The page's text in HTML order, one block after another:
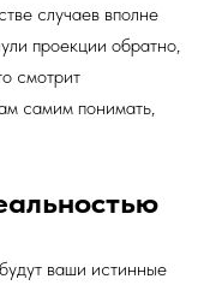
случаев вполне
проекции обратно,
смотрит
самим понимать,
ваши истинные